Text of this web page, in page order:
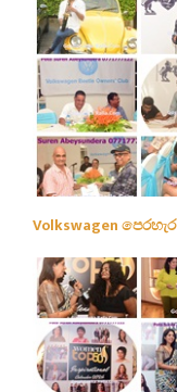
Volkswagen පෙරහැර